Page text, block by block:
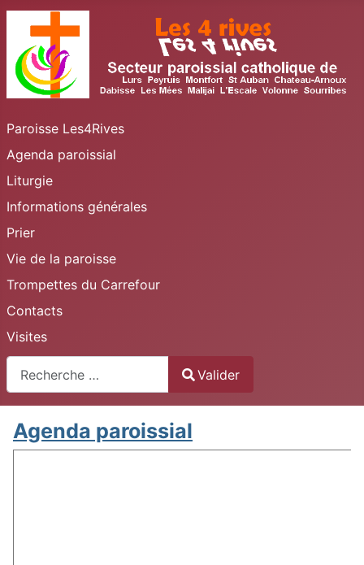
Paroisse Les4Rives
Agenda paroissial
Liturgie
Informations générales
Prier
Vie de la paroisse
Trompettes du Carrefour
Contacts
Visites
Type 2 or more characters for results.
Valider
Agenda paroissial